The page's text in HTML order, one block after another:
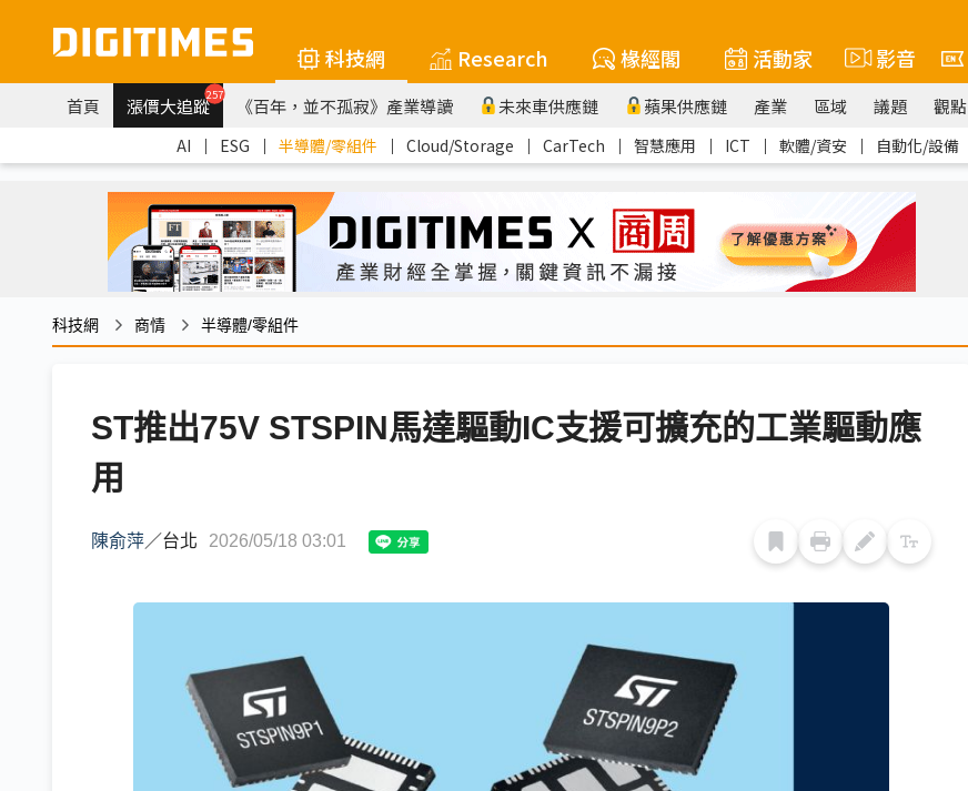
科技網 Research 椽經閣 活動家 影音
首頁 漲價大追蹤257 《百年，並不孤寂》產業導讀 未來車供應鏈 蘋果供應鏈 產業 區域 議題 觀點
AI ｜ ESG ｜ 半導體/零組件 ｜ Cloud/Storage ｜ CarTech ｜ 智慧應用 ｜ ICT ｜ 軟體/資安 ｜ 自動化/設備
科技網 商情 半導體/零組件
ST推出75V STSPIN馬達驅動IC支援可擴充的工業驅動應
用
陳俞萍／台北 2026/05/18 03:01